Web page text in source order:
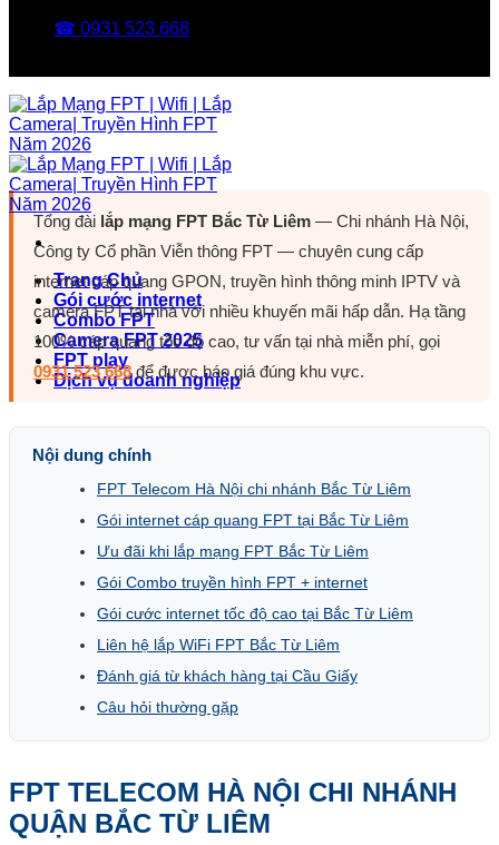
☎ 0931 523 668
Trang Chủ
Gói cước internet
Combo FPT
Camera FPT 2025
FPT play
Dịch vụ doanh nghiệp
Tổng đài lắp mạng FPT Bắc Từ Liêm — Chi nhánh Hà Nội,
Công ty Cổ phần Viễn thông FPT — chuyên cung cấp
internet cáp quang GPON, truyền hình thông minh IPTV và
camera FPT tại nhà với nhiều khuyến mãi hấp dẫn. Hạ tầng
100% cáp quang tốc độ cao, tư vấn tại nhà miễn phí, gọi
0931 523 668để được báo giá đúng khu vực.
Nội dung chính
FPT Telecom Hà Nội chi nhánh Bắc Từ Liêm
Gói internet cáp quang FPT tại Bắc Từ Liêm
Ưu đãi khi lắp mạng FPT Bắc Từ Liêm
Gói Combo truyền hình FPT + internet
Gói cước internet tốc độ cao tại Bắc Từ Liêm
Liên hệ lắp WiFi FPT Bắc Từ Liêm
Đánh giá từ khách hàng tại Cầu Giấy
Câu hỏi thường gặp
FPT TELECOM HÀ NỘI CHI NHÁNH
QUẬN BẮC TỪ LIÊM